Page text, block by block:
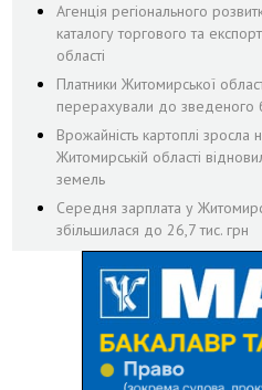
Агенція регіонального
каталогу торгового та
області
Платники Житомирської
перерахували до
Врожайність картоплі
Житомирській області
земель
Середня зарплата у
збільшилася до 26,7 тис. грн